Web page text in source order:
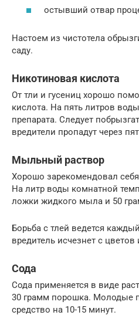
остывший отвар
Настоем из чистотела
саду.
Никотиновая кислота
От тли и гусениц хорошо
кислота. На пять литров воды
препарата. Следует
вредители пропадут через
Мыльный раствор
Хорошо зарекомендовал
На литр воды комнатной
ложки жидкого мыла и 50
Борьба с тлей ведется
вредитель исчезнет с
Сода
Сода применяется в виде
30 грамм порошка. Молодые
средство на 10-15 минут.